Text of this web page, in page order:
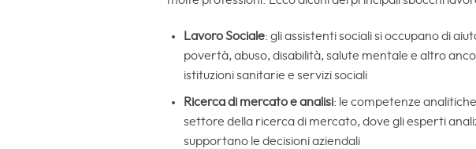
Lavoro Sociale: gli assistenti sociali si occupano di
povertà, abuso, disabilità, salute mentale e altro
istituzioni sanitarie e servizi sociali
Ricerca di mercato e analisi: le competenze
settore della ricerca di mercato, dove gli esperti
supportano le decisioni aziendali